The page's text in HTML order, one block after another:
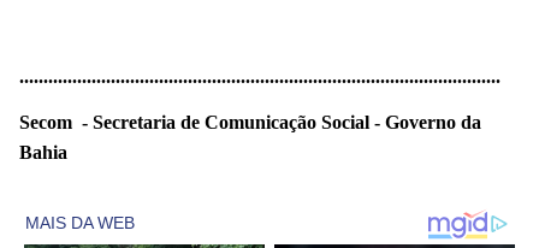
....................................................................................................
Secom - Secretaria de Comunicação Social - Governo da
Bahia